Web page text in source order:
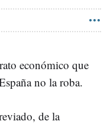
económico que
no la roba.
de la